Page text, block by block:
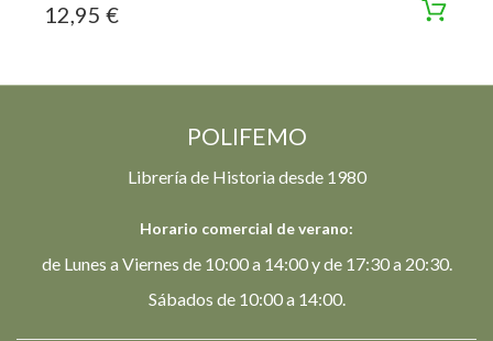
12,95 €
POLIFEMO
Librería de Historia desde 1980
Horario comercial de verano:
de Lunes a Viernes de 10:00 a 14:00 y de 17:30 a 20:30.
Sábados de 10:00 a 14:00.